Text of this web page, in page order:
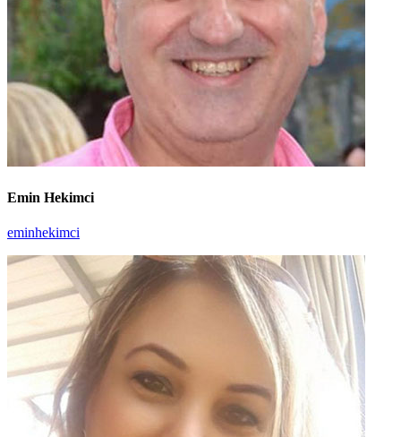
Emin Hekimci
eminhekimci